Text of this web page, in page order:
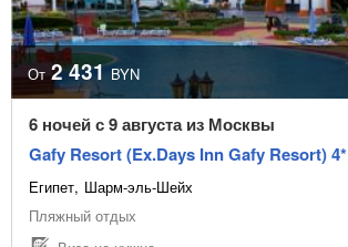
От 2 431 BYN
6 ночей с 9 августа из Москвы
Gafy Resort (Ex.Days Inn Gafy Resort) 4*
Египет Шарм-эль-Шейх
Пляжный отдых